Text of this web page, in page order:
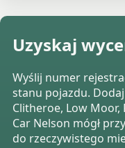
Uzyskaj
Wyślij numer
stanu pojazdu.
Clitheroe, Low
Car Nelson mógł
do rzeczywistego